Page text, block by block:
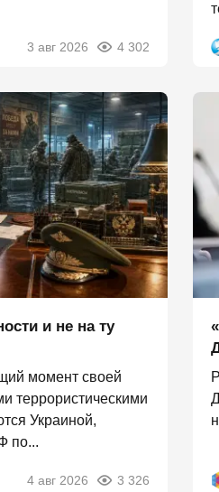
3 авг 2026 4 302
и не на ту
момент своей
террористическими
Украиной,
по...
4 авг 2026 3 326